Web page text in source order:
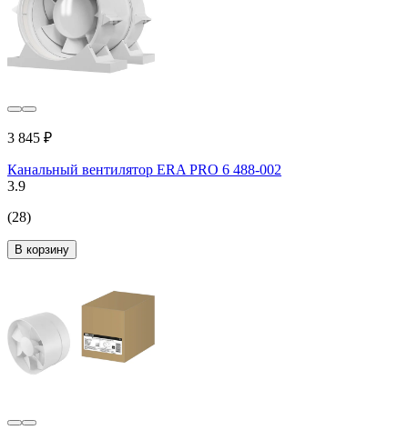
3 845 ₽
Канальный вентилятор ERA PRO 6 488-002
3.9
(28)
В корзину